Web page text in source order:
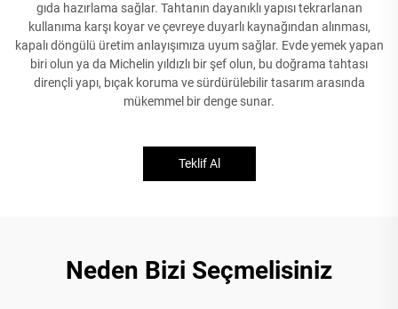
gıda hazırlama sağlar. Tahtanın dayanıklı yapısı tekrarlanan
kullanıma karşı koyar ve çevreye duyarlı kaynağından alınması,
kapalı döngülü üretim anlayışımıza uyum sağlar. Evde yemek yapan
biri olun ya da Michelin yıldızlı bir şef olun, bu doğrama tahtası
dirençli yapı, bıçak koruma ve sürdürülebilir tasarım arasında
mükemmel bir denge sunar.
Teklif Al
Neden Bizi Seçmelisiniz